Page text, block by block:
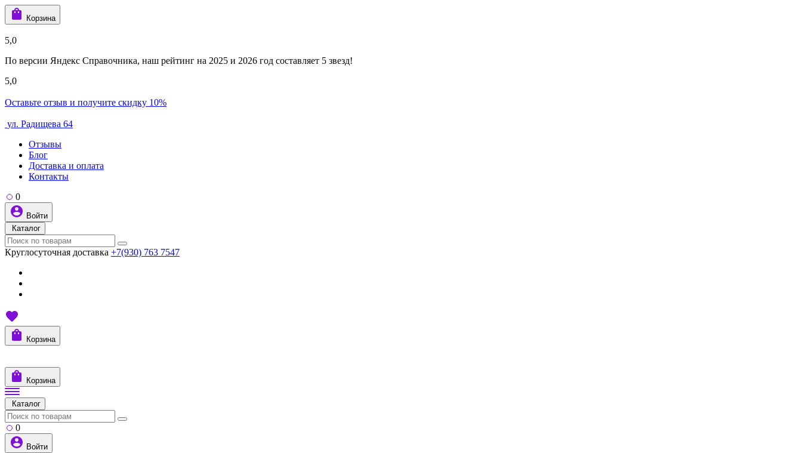
Корзина
5,0
По версии Яндекс Справочника, наш рейтинг на 2025 и 2026 год составляет 5 звезд!
5,0
Оставьте отзыв и получите скидку 10%
ул. Радищева 64
Отзывы
Блог
Доставка и оплата
Контакты
0
Войти
Каталог
Круглосуточная доставка +7(930) 763 7547
Корзина
Корзина
Каталог
0
Войти